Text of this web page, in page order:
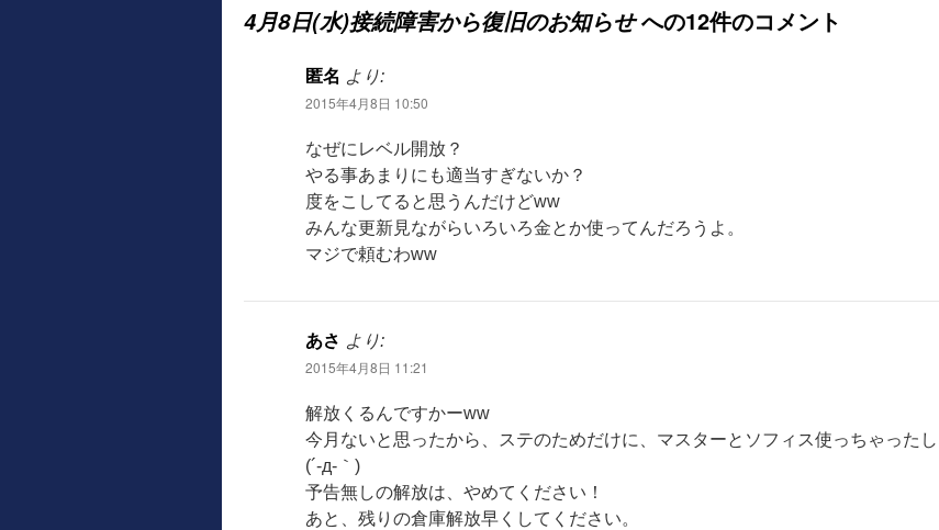
4月8日(水)接続障害から復旧のお知らせへの12件のコメント
匿名 より:
2015年4月8日 10:50
なぜにレベル開放？
やる事あまりにも適当すぎないか？
度をこしてると思うんだけどww
みんな更新見ながらいろいろ金とか使ってんだろうよ。
マジで頼むわww
あさ より:
2015年4月8日 11:21
解放くるんですかーww
今月ないと思ったから、ステのためだけに、マスターとソフィス使っちゃったし
(´-д-｀)
予告無しの解放は、やめてください！
あと、残りの倉庫解放早くしてください。